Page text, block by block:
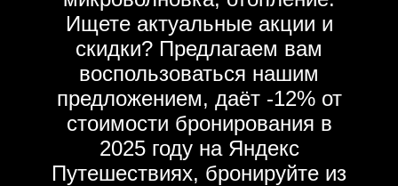
Ищете актуальные акции и
скидки? Предлагаем вам
воспользоваться нашим
предложением, даёт -12% от
стоимости бронирования в
2025 году на Яндекс
Путешествиях, бронируйте из